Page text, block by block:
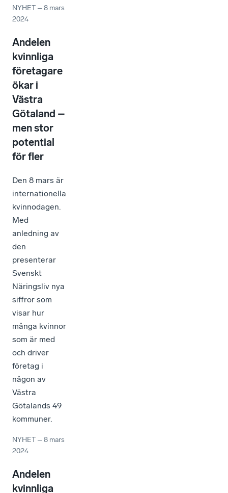
NYHET –8 mars
2024
Andelen
kvinnliga
företagare
ökar i
Västra
Götaland –
men stor
potential
för fler
Den 8 mars är
internationella
kvinnodagen.
Med
anledning av
den
presenterar
Svenskt
Näringsliv nya
siffror som
visar hur
många kvinnor
som är med
och driver
företag i
någon av
Västra
Götalands 49
kommuner.
NYHET –8 mars
2024
Andelen
kvinnliga